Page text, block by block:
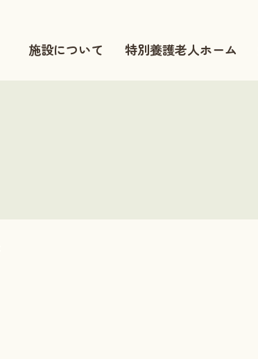
施設について
特別養護老人ホーム